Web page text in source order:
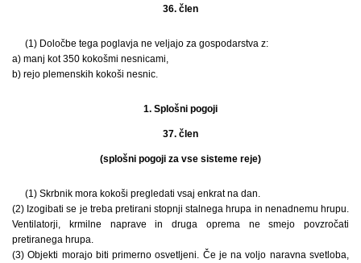
36. člen
(1) Določbe tega poglavja ne veljajo za gospodarstva z:
a) manj kot 350 kokošmi nesnicami,
b) rejo plemenskih kokoši nesnic.
1. Splošni pogoji
37. člen
(splošni pogoji za vse sisteme reje)
(1) Skrbnik mora kokoši pregledati vsaj enkrat na dan.
(2) Izogibati se je treba pretirani stopnji stalnega hrupa in nenadnemu hrupu.
Ventilatorji, krmilne naprave in druga oprema ne smejo povzročati
pretiranega hrupa.
(3) Objekti morajo biti primerno osvetljeni. Če je na voljo naravna svetloba,